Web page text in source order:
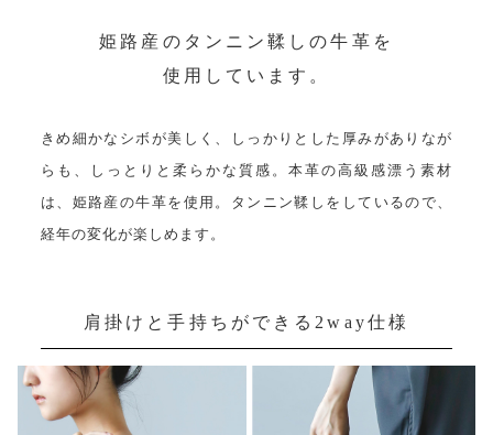
姫路産のタンニン鞣しの牛革を
使用しています。
きめ細かなシボが美しく、しっかりとした厚みがありなが
らも、しっとりと柔らかな質感。本革の高級感漂う素材
は、姫路産の牛革を使用。タンニン鞣しをしているので、
経年の変化が楽しめます。
肩掛けと手持ちができる2way仕様